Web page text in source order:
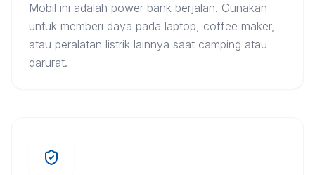
Mobil ini adalah power bank berjalan. Gunakan
untuk memberi daya pada laptop, coffee maker,
atau peralatan listrik lainnya saat camping atau
darurat.